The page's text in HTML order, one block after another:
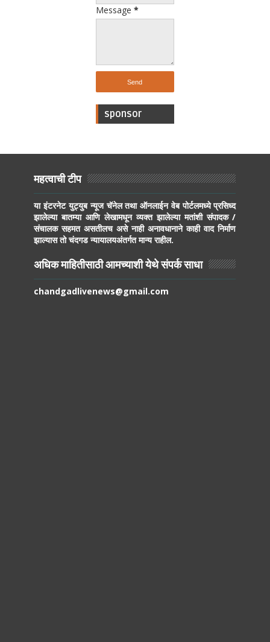
Message *
sponsor
महत्वाची टीप
या इंटरनेट युट्युब न्यूज चॅनेल तथा ऑनलाईन वेब पोर्टलमध्ये प्रसिध्द
झालेल्या बातम्या आणि लेखामधून व्यक्त झालेल्या मतांशी संपादक /
संचालक सहमत असतीलच असे नाही अनावधानाने काही वाद निर्माण
झाल्यास तो चंदगड न्यायालयअंतर्गत मान्य राहील.
अधिक माहितीसाठी आमच्याशी येथे संपर्क साधा
chandgadlivenews@gmail.com